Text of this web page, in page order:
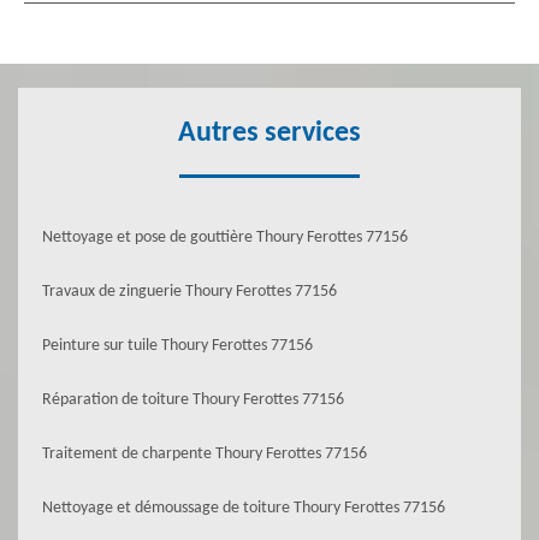
Autres services
Nettoyage et pose de gouttière Thoury Ferottes 77156
Travaux de zinguerie Thoury Ferottes 77156
Peinture sur tuile Thoury Ferottes 77156
Réparation de toiture Thoury Ferottes 77156
Traitement de charpente Thoury Ferottes 77156
Nettoyage et démoussage de toiture Thoury Ferottes 77156